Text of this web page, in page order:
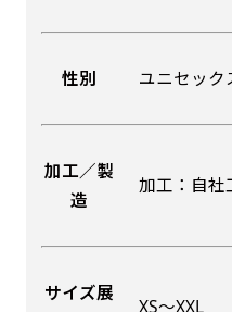
性別 ユニセック
加工／製
造
加工：自社
サイズ展
XS〜XXL
布A1ポ
のぼりだけでなく、ポ
のぼり旗と同じデザイ
布A1ポ
のぼりだけでなく、ポ
のぼり旗と同じデザイ